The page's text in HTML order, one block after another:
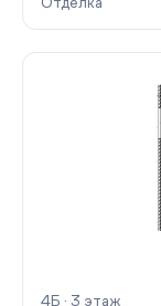
4Б · 3 этаж